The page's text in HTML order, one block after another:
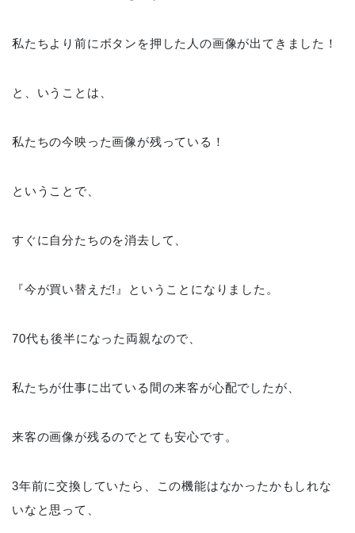
私たちより前にボタンを押した人の画像が出てきました！
と、いうことは、
私たちの今映った画像が残っている！
ということで、
すぐに自分たちのを消去して、
『今が買い替えだ!』ということになりました。
70代も後半になった両親なので、
私たちが仕事に出ている間の来客が心配でしたが、
来客の画像が残るのでとても安心です。
3年前に交換していたら、この機能はなかったかもしれな
いなと思って、